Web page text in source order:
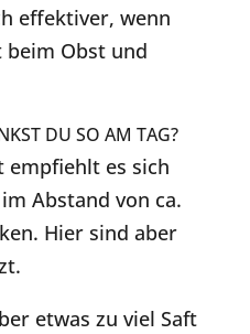
effektiver, wenn
beim Obst und
DU SO AM TAG?
empfiehlt es sich
Abstand von ca.
Hier sind aber
etwas zu viel Saft